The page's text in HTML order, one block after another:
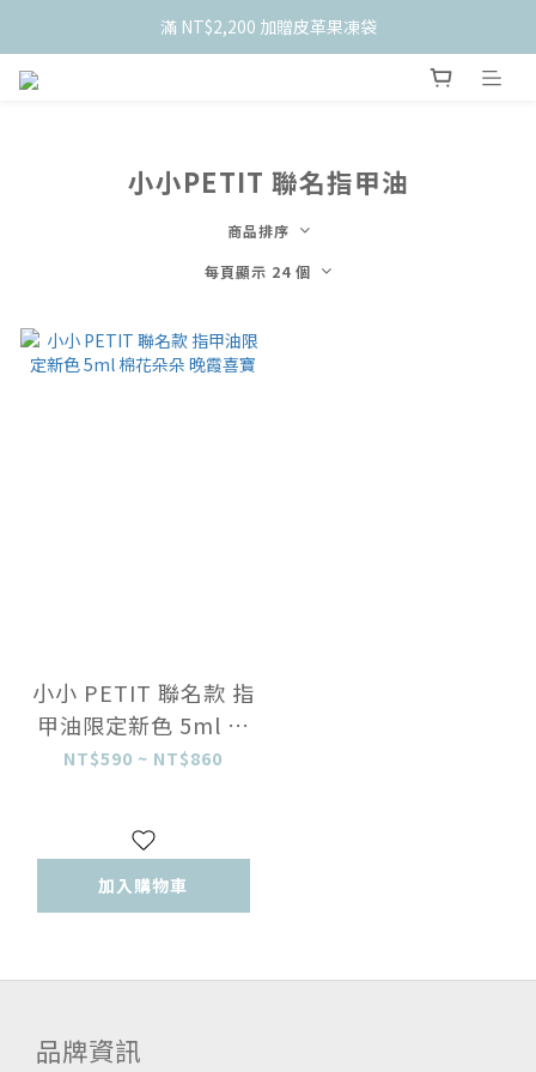
    新會員限定！加入官網會員現折 $50
滿 NT$2,200 加贈皮革果凍袋
小小PETIT 聯名指甲油
商品排序
每頁顯示 24 個
小小 PETIT 聯名款 指
甲油限定新色 5ml 棉
花朵朵 晚霞喜寶
NT$590 ~ NT$860
加入購物車
品牌資訊